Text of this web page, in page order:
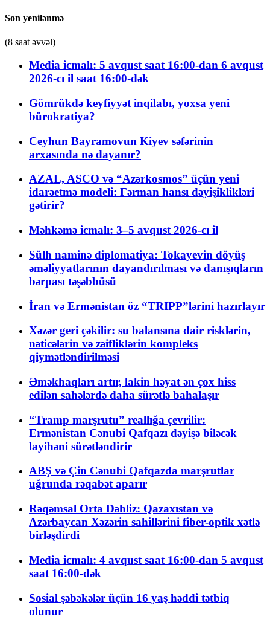
Son yenilənmə
(8 saat əvvəl)
Media icmalı: 5 avqust saat 16:00-dan 6 avqust
2026-cı il saat 16:00-dək
Gömrükdə keyfiyyət inqilabı, yoxsa yeni
bürokratiya?
Ceyhun Bayramovun Kiyev səfərinin
arxasında nə dayanır?
AZAL, ASCO və “Azərkosmos” üçün yeni
idarəetmə modeli: Fərman hansı dəyişiklikləri
gətirir?
Məhkəmə icmalı: 3–5 avqust 2026-cı il
Sülh naminə diplomatiya: Tokayevin döyüş
əməliyyatlarının dayandırılması və danışıqların
bərpası təşəbbüsü
İran və Ermənistan öz “TRIPP”lərini hazırlayır
Xəzər geri çəkilir: su balansına dair risklərin,
nəticələrin və zəifliklərin kompleks
qiymətləndirilməsi
Əməkhaqları artır, lakin həyat ən çox hiss
edilən sahələrdə daha sürətlə bahalaşır
“Tramp marşrutu” reallığa çevrilir:
Ermənistan Cənubi Qafqazı dəyişə biləcək
layihəni sürətləndirir
ABŞ və Çin Cənubi Qafqazda marşrutlar
uğrunda rəqabət aparır
Rəqəmsal Orta Dəhliz: Qazaxıstan və
Azərbaycan Xəzərin sahillərini fiber-optik xətlə
birləşdirdi
Media icmalı: 4 avqust saat 16:00-dan 5 avqust
saat 16:00-dək
Sosial şəbəkələr üçün 16 yaş həddi tətbiq
olunur